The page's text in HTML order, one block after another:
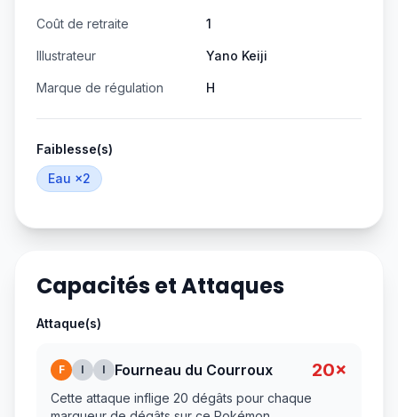
Coût de retraite 1
Illustrateur Yano Keiji
Marque de régulation H
Faiblesse(s)
Eau ×2
Capacités et Attaques
Attaque(s)
F I I Fourneau du Courroux 20×
Cette attaque inflige 20 dégâts pour chaque